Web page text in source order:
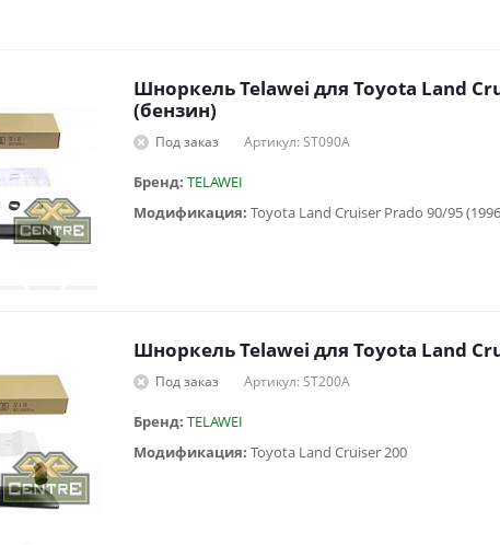
Шноркель Telawei для Toyota Land
(бензин)
Под заказ Артикул: ST090A
Бренд: TELAWEI
Модификация: Toyota Land Cruiser Prado 90/95
Шноркель Telawei для Toyota Land
Под заказ Артикул: ST200A
Бренд: TELAWEI
Модификация: Toyota Land Cruiser 200